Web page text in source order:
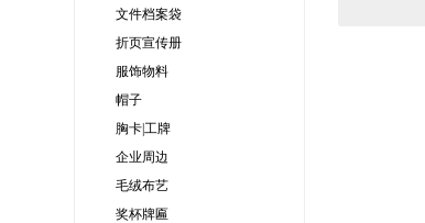
文件档案袋
折页宣传册
服饰物料
帽子
胸卡|工牌
企业周边
毛绒布艺
奖杯牌匾